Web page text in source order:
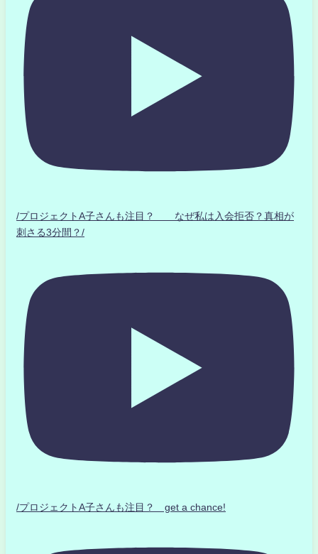
/プロジェクトA子さんも注目？ なぜ私は入会拒否？真相が
刺さる3分間？/
/プロジェクトA子さんも注目？ get a chance!